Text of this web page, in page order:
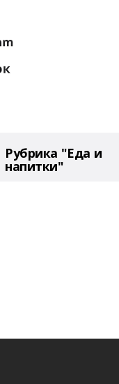
Рубрика "Еда и
напитки"